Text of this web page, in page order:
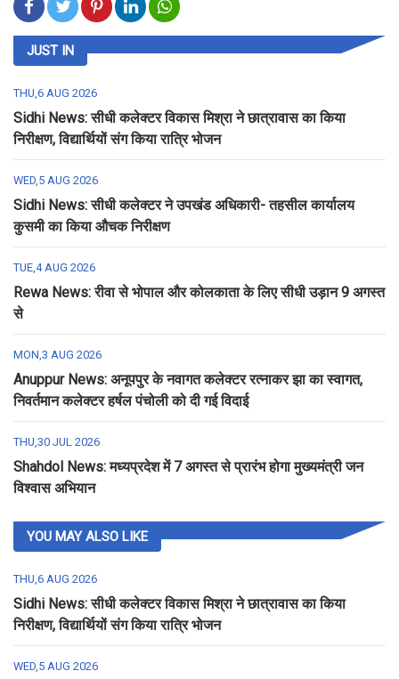
JUST IN
THU,6 AUG 2026
Sidhi News: सीधी कलेक्टर विकास मिश्रा ने छात्रावास का किया
निरीक्षण, विद्यार्थियों संग किया रात्रि भोजन
WED,5 AUG 2026
Sidhi News: सीधी कलेक्टर ने उपखंड अधिकारी- तहसील कार्यालय
कुसमी का किया औचक निरीक्षण
TUE,4 AUG 2026
Rewa News: रीवा से भोपाल और कोलकाता के लिए सीधी उड़ान 9 अगस्त
से
MON,3 AUG 2026
Anuppur News: अनूपपुर के नवागत कलेक्टर रत्नाकर झा का स्वागत,
निवर्तमान कलेक्टर हर्षल पंचोली को दी गई विदाई
THU,30 JUL 2026
Shahdol News: मध्यप्रदेश में 7 अगस्त से प्रारंभ होगा मुख्यमंत्री जन
विश्वास अभियान
YOU MAY ALSO LIKE
THU,6 AUG 2026
Sidhi News: सीधी कलेक्टर विकास मिश्रा ने छात्रावास का किया
निरीक्षण, विद्यार्थियों संग किया रात्रि भोजन
WED,5 AUG 2026